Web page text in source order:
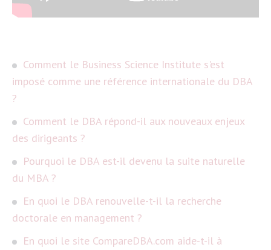
Comment le Business Science Institute s'est
imposé comme une référence internationale du DBA
?
Comment le DBA répond-il aux nouveaux enjeux
des dirigeants ?
Pourquoi le DBA est-il devenu la suite naturelle
du MBA ?
En quoi le DBA renouvelle-t-il la recherche
doctorale en management ?
En quoi le site CompareDBA.com aide-t-il à